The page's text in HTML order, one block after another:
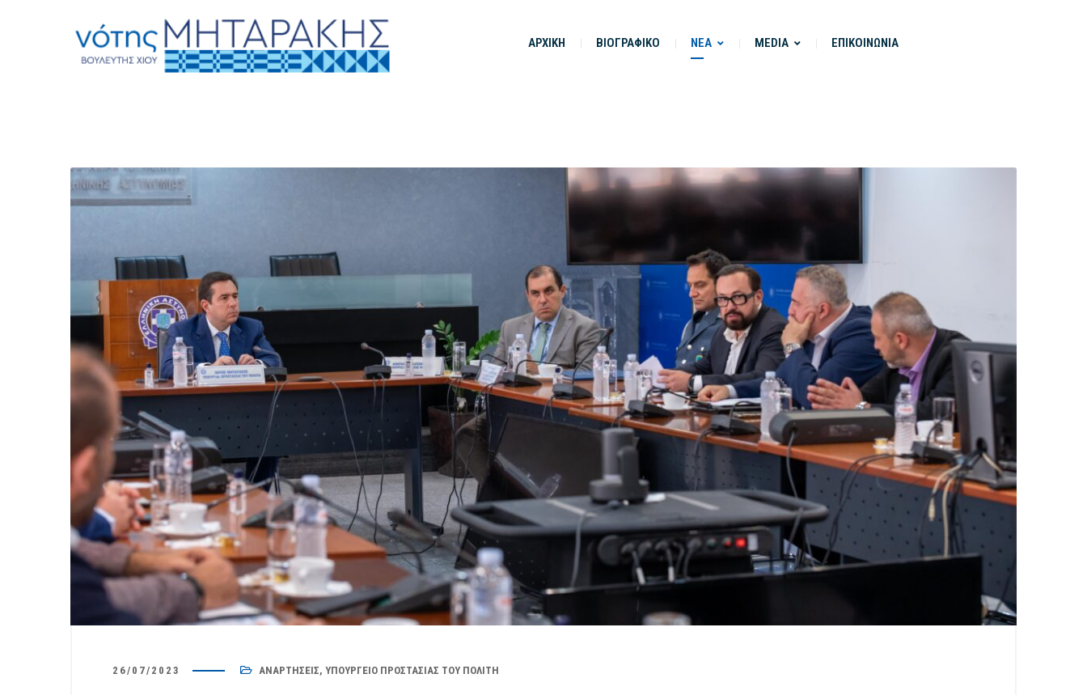
ΑΡΧΙΚΗ ΒΙΟΓΡΑΦΙΚΟ ΝΕΑ MEDIA ΕΠΙΚΟΙΝΩΝΙΑ
26/07/2023 ΑΝΑΡΤΉΣΕΙΣ, ΥΠΟΥΡΓΕΊΟ ΠΡΟΣΤΑΣΊΑΣ ΤΟΥ ΠΟΛΊΤΗ